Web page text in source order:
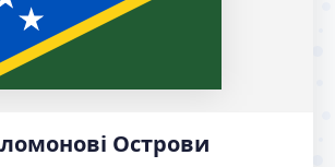
Острови